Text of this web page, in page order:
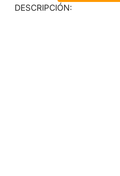
DESCRIPCIÓN: